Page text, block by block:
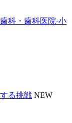
科・歯科医院-小
る挑戦 NEW